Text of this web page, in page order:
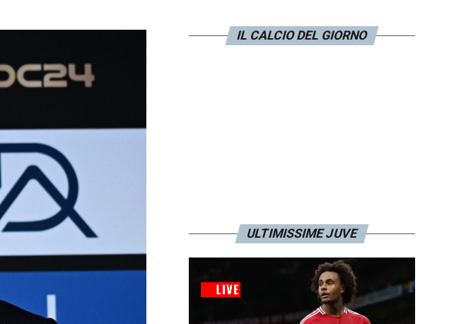
IL CALCIO DEL GIORNO
ULTIMISSIME JUVE